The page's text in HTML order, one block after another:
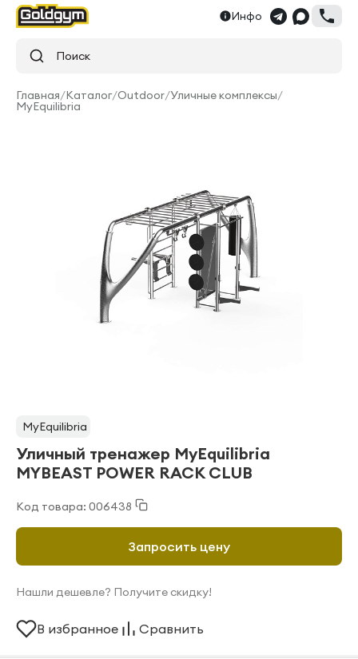
Инфо
Поиск
Главная/Каталог/Outdoor/Уличные комплексы/
MyEquilibria
MyEquilibria
Уличный тренажер MyEquilibria
MYBEAST POWER RACK CLUB
Код товара: 006438
Запросить цену
Нашли дешевле? Получите скидку!
В избранное Сравнить